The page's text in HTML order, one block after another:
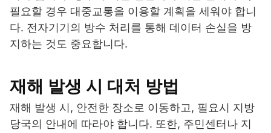
필요할 경우 대중교통을 이용할 계획을 세워야 합니
다. 전자기기의 방수 처리를 통해 데이터 손실을 방
지하는 것도 중요합니다.
재해 발생 시 대처 방법
재해 발생 시, 안전한 장소로 이동하고, 필요시 지방
당국의 안내에 따라야 합니다. 또한, 주민센터나 지